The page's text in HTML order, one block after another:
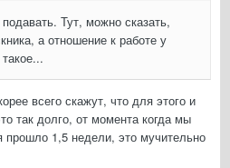
Тут, можно сказать,
а отношение к работе у
всего скажут, что для этого и
так долго, от момента когда мы
1,5 недели, это мучительно